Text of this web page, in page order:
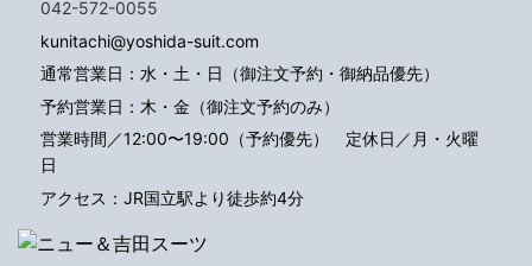
042-572-0055
kunitachi@yoshida-suit.com
通常営業日：水・土・日（御注文予約・御納品優先）
予約営業日：木・金（御注文予約のみ）
営業時間／12:00〜19:00（予約優先） 定休日／月・火曜
日
アクセス：JR国立駅より徒歩約4分